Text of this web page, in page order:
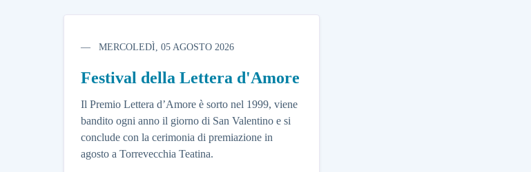
MERCOLEDÌ, 05 AGOSTO 2026
Festival della Lettera d'Amore
Il Premio Lettera d’Amore è sorto nel 1999, viene
bandito ogni anno il giorno di San Valentino e si
conclude con la cerimonia di premiazione in
agosto a Torrevecchia Teatina.